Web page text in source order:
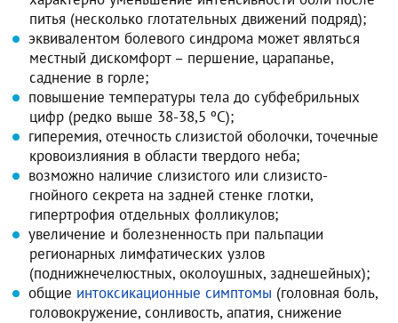
питья (несколько глотательных движений подряд);
эквивалентом болевого синдрома может являться
местный дискомфорт – першение, царапанье,
саднение в горле;
повышение температуры тела до субфебрильных
цифр (редко выше 38-38,5 ºС);
гиперемия, отечность слизистой оболочки, точечные
кровоизлияния в области твердого неба;
возможно наличие слизистого или слизисто-
гнойного секрета на задней стенке глотки,
гипертрофия отдельных фолликулов;
увеличение и болезненность при пальпации
регионарных лимфатических узлов
(поднижнечелюстных, околоушных, заднешейных);
общие интоксикационные симптомы (головная боль,
головокружение, сонливость, апатия, снижение